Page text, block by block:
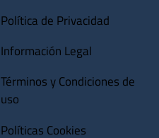
Política de Privacidad
Información Legal
Términos y Condiciones de
uso
Políticas Cookies